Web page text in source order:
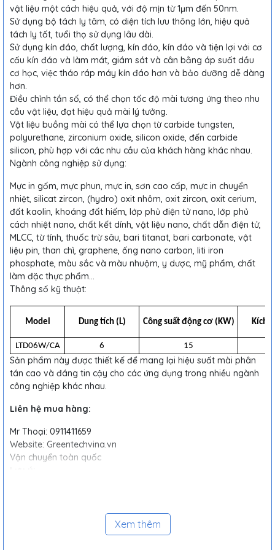
vật liệu một cách hiệu quả, với độ mịn từ 1μm đến 50nm.
Sử dụng bộ tách ly tâm, có diện tích lưu thông lớn, hiệu quả
tách ly tốt, tuổi thọ sử dụng lâu dài.
Sử dụng kín đáo, chất lượng, kín đáo, kín đáo và tiện lợi với cơ
cấu kín đáo và làm mát, giám sát và cân bằng áp suất dầu
cơ học, việc tháo ráp máy kín đáo hơn và bảo dưỡng dễ dàng
hơn.
Điều chỉnh tần số, có thể chọn tốc độ mài tương ứng theo nhu
cầu vật liệu, đạt hiệu quả mài lý tưởng.
Vật liệu buồng mài có thể lựa chọn từ carbide tungsten,
polyurethane, zirconium oxide, silicon oxide, đến carbide
silicon, phù hợp với các nhu cầu của khách hàng khác nhau.
Ngành công nghiệp sử dụng:
Mực in gốm, mực phun, mực in, sơn cao cấp, mực in chuyển
nhiệt, silicat zircon, (hydro) oxit nhôm, oxit zircon, oxit cerium,
đất kaolin, khoáng đất hiếm, lớp phủ điện tử nano, lớp phủ
cách nhiệt nano, chất kết dính, vật liệu nano, chất dẫn điện tử,
MLCC, từ tính, thuốc trừ sâu, bari titanat, bari carbonate, vật
liệu pin, than chì, graphene, ống nano carbon, liti iron
phosphate, màu sắc và màu nhuộm, y dược, mỹ phẩm, chất
làm đặc thực phẩm...
Thông số kỹ thuật:
Model Dung tích (L) Công suất động cơ (KW) Kích
LTD06W/CA 6 15
Sản phẩm này được thiết kế để mang lại hiệu suất mài phân
tán cao và đáng tin cậy cho các ứng dụng trong nhiều ngành
công nghiệp khác nhau.
Liên hệ mua hàng:
Mr Thoại: 0911411659
Website: Greentechvina.vn
Vận chuyển toàn quốc
Ngoài ra, Máy nghiền bi LTD3045WL còn có những ưu điểm
Xem thêm